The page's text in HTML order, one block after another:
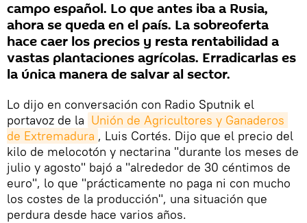
campo español. Lo que antes iba a Rusia,
ahora se queda en el país. La sobreoferta
hace caer los precios y resta rentabilidad a
vastas plantaciones agrícolas. Erradicarlas es
la única manera de salvar al sector.
Lo dijo en conversación con Radio Sputnik el
portavoz de la Unión de Agricultores y Ganaderos
de Extremadura , Luis Cortés. Dijo que el precio del
kilo de melocotón y nectarina "durante los meses de
julio y agosto" bajó a "alrededor de 30 céntimos de
euro", lo que "prácticamente no paga ni con mucho
los costes de la producción", una situación que
perdura desde hace varios años.